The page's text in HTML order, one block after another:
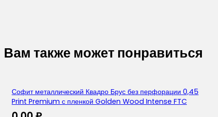
Вам также может понравиться
Софит металлический Квадро Брус без перфорации 0,45
Print Premium с пленкой Golden Wood Intense FTC